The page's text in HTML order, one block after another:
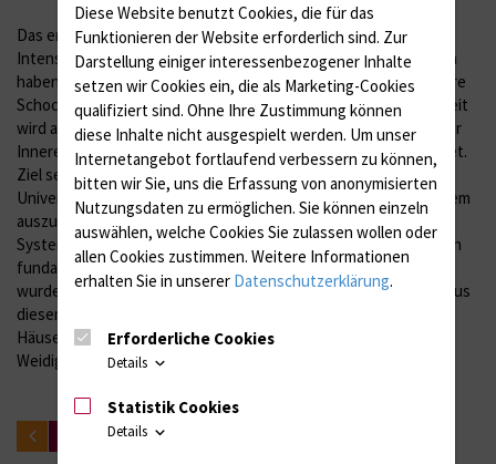
Das erste digitale PDMS wurde in Rostock 2008 auf der
Intensivstation des Perioperativen Zentrums etabliert. Seitdem
haben mehrere Abteilungen des Hauses, wie der interdisziplinäre
Schockraum und die Kinder-ITS das System übernommen. Derzeit
wird an der Einführung auf der Intensivstation des Zentrums für
Innere Medizin und in der klinischen Anästhesie im OP gearbeitet.
Ziel sei es, den gesamten Intensiv- und OP-Bereich der
Universitätsmedizin Rostock mit dem digitalen Erfassungssystem
auszustatten, so Dr. Weidig. Das auf der Kinder-ITS etablierte
System COPRA in der Version 6 ist eine Neuentwicklung, die sich
fundamental von den vorherigen Versionen unterscheidet. Es
wurde zunächst nur an bundesweit vier Häusern eingesetzt. „Aus
diesem Grund kommen auch regelmäßig Kollegen aus anderen
Häusern zu uns, um das System in der Praxis zu erleben“, so Dr.
Weidig.
zurück
Diese Website benutzt Cookies, die für das
Funktionieren der Website erforderlich sind. Zur
Darstellung einiger interessenbezogener Inhalte
setzen wir Cookies ein, die als Marketing-Cookies
qualifiziert sind. Ohne Ihre Zustimmung können
diese Inhalte nicht ausgespielt werden. Um unser
Internetangebot fortlaufend verbessern zu können,
bitten wir Sie, uns die Erfassung von anonymisierten
Nutzungsdaten zu ermöglichen. Sie können einzeln
auswählen, welche Cookies Sie zulassen wollen oder
allen Cookies zustimmen. Weitere Informationen
erhalten Sie in unserer Datenschutzerklärung.
Erforderliche Cookies
Details
Statistik Cookies
Details